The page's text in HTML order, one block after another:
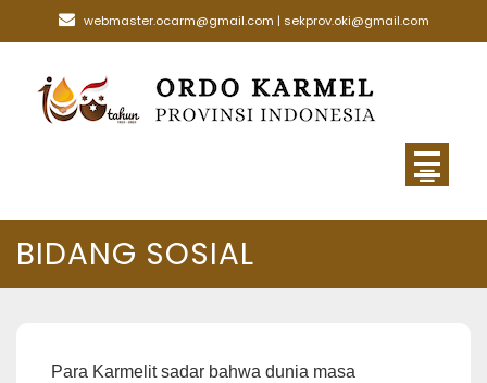
to
webmaster.ocarm@gmail.com | sekprov.oki@gmail.com
BIDANG SOSIAL
Para Karmelit sadar bahwa dunia masa